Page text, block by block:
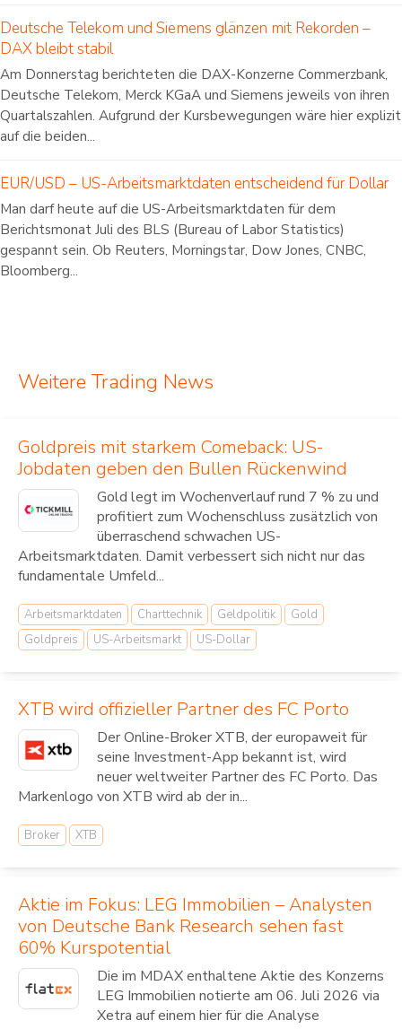
Deutsche Telekom und Siemens glänzen mit Rekorden –
DAX bleibt stabil
Am Donnerstag berichteten die DAX-Konzerne Commerzbank,
Deutsche Telekom, Merck KGaA und Siemens jeweils von ihren
Quartalszahlen. Aufgrund der Kursbewegungen wäre hier explizit
auf die beiden...
EUR/USD – US-Arbeitsmarktdaten entscheidend für Dollar
Man darf heute auf die US-Arbeitsmarktdaten für dem
Berichtsmonat Juli des BLS (Bureau of Labor Statistics)
gespannt sein. Ob Reuters, Morningstar, Dow Jones, CNBC,
Bloomberg...
Weitere Trading News
Goldpreis mit starkem Comeback: US-
Jobdaten geben den Bullen Rückenwind
Gold legt im Wochenverlauf rund 7 % zu und
profitiert zum Wochenschluss zusätzlich von
überraschend schwachen US-
Arbeitsmarktdaten. Damit verbessert sich nicht nur das
fundamentale Umfeld...
Arbeitsmarktdaten Charttechnik Geldpolitik
Gold
Goldpreis
US-Arbeitsmarkt US-Dollar
XTB wird offizieller Partner des FC Porto
Der Online-Broker XTB, der europaweit für
seine Investment-App bekannt ist, wird
neuer weltweiter Partner des FC Porto. Das
Markenlogo von XTB wird ab der in...
Broker XTB
Aktie im Fokus: LEG Immobilien – Analysten
von Deutsche Bank Research sehen fast
60% Kurspotential
Die im MDAX enthaltene Aktie des Konzerns
LEG Immobilien notierte am 06. Juli 2026 via
Xetra auf einem hier für die Analyse